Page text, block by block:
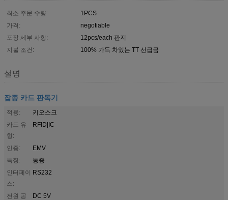
최소 주문 수량:
1PCS
가격:
negotiable
포장 세부 사항:
12pcs/each 판지
지불 조건:
100% 가득 차있는 TT 선급금
설명
잡종 카드 판독기
적용:
키오스크
카드 유
형:
RFID|IC
인증:
EMV
특징:
통증
인터페이
스:
RS232
전원 공
DC 5V